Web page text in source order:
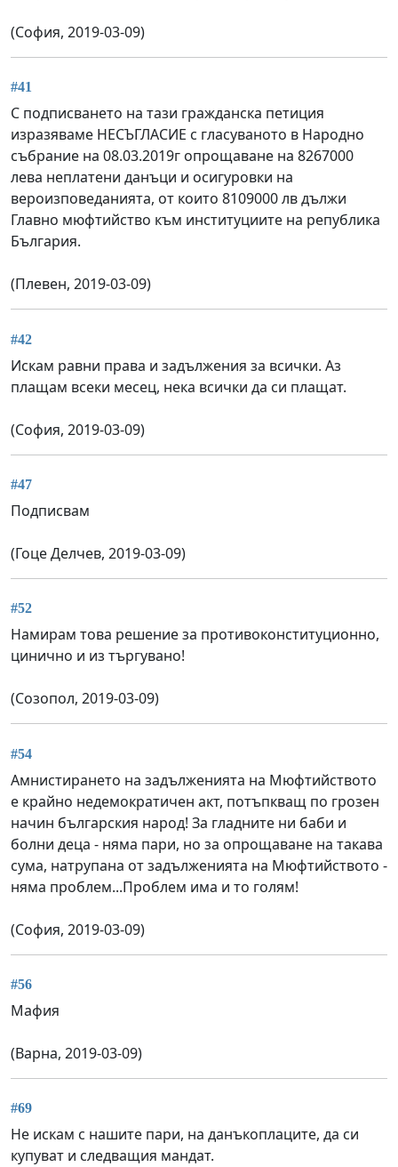
(София, 2019-03-09)
#41
С подписването на тази гражданска петиция
изразяваме НЕСЪГЛАСИЕ с гласуваното в Народно
събрание на 08.03.2019г опрощаване на 8267000
лева неплатени данъци и осигуровки на
вероизповеданията, от които 8109000 лв дължи
Главно мюфтийство към институциите на република
България.
(Плевен, 2019-03-09)
#42
Искам равни права и задължения за всички. Аз
плащам всеки месец, нека всички да си плащат.
(София, 2019-03-09)
#47
Подписвам
(Гоце Делчев, 2019-03-09)
#52
Намирам това решение за противоконституционно,
цинично и из търгувано!
(Созопол, 2019-03-09)
#54
Амнистирането на задълженията на Мюфтийството
е крайно недемократичен акт, потъпкващ по грозен
начин българския народ! За гладните ни баби и
болни деца - няма пари, но за опрощаване на такава
сума, натрупана от задълженията на Мюфтийството -
няма проблем...Проблем има и то голям!
(София, 2019-03-09)
#56
Мафия
(Варна, 2019-03-09)
#69
Не искам с нашите пари, на данъкоплаците, да си
купуват и следващия мандат.